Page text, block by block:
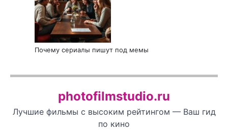
Почему сериалы пишут под мемы
photofilmstudio.ru
Лучшие фильмы с высоким рейтингом — Ваш гид
по кино